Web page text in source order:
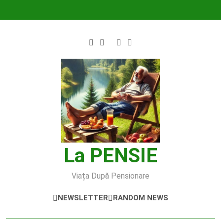
La PENSIE
Viața După Pensionare
NEWSLETTER RANDOM NEWS